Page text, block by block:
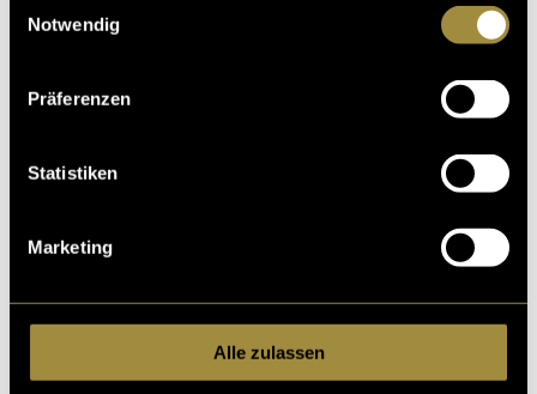
Notwendig
Präferenzen
Statistiken
Marketing
Alle zulassen
Ähnliche Artikel